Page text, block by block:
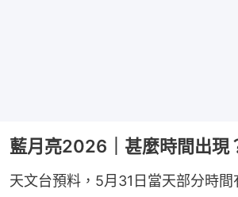
藍月亮2026｜甚麼時間出現
天文台預料，5月31日當天部分時間